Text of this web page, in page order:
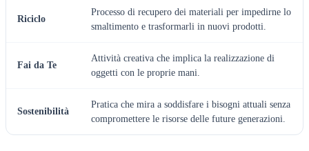
Riciclo
Processo di recupero dei materiali per impedirne lo
smaltimento e trasformarli in nuovi prodotti.
Fai da Te
Attività creativa che implica la realizzazione di
oggetti con le proprie mani.
Sostenibilità
Pratica che mira a soddisfare i bisogni attuali senza
compromettere le risorse delle future generazioni.